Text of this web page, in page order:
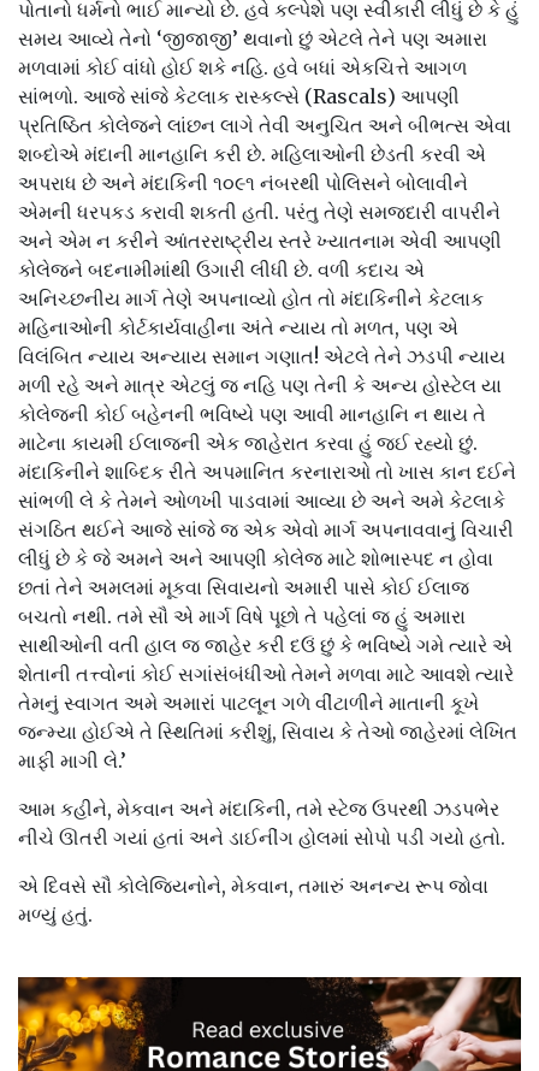
પોતાનો ધર્મનો ભાઈ માન્યો છે. હવે કલ્પેશે પણ સ્વીકારી લીધું છે કે હું
સમય આવ્યે તેનો ‘જીજાજી’ થવાનો છું એટલે તેને પણ અમારા
મળવામાં કોઈ વાંધો હોઈ શકે નહિ. હવે બધાં એકચિત્તે આગળ
સાંભળો. આજે સાંજે કેટલાક રાસ્કલ્સે (Rascals) આપણી
પ્રતિષ્ઠિત કોલેજને લાંછન લાગે તેવી અનુચિત અને બીભત્સ એવા
શબ્દોએ મંદાની માનહાનિ કરી છે. મહિલાઓની છેડતી કરવી એ
અપરાધ છે અને મંદાકિની ૧૦૯૧ નંબરથી પોલિસને બોલાવીને
એમની ધરપકડ કરાવી શકતી હતી. પરંતુ તેણે સમજદારી વાપરીને
અને એમ ન કરીને આંતરરાષ્ટ્રીય સ્તરે ખ્યાતનામ એવી આપણી
કોલેજને બદનામીમાંથી ઉગારી લીધી છે. વળી કદાચ એ
અનિચ્છનીય માર્ગ તેણે અપનાવ્યો હોત તો મંદાકિનીને કેટલાક
મહિનાઓની કોર્ટકાર્યવાહીના અંતે ન્યાય તો મળત, પણ એ
વિલંબિત ન્યાય અન્યાય સમાન ગણાત! એટલે તેને ઝડપી ન્યાય
મળી રહે અને માત્ર એટલું જ નહિ પણ તેની કે અન્ય હોસ્ટેલ યા
કોલેજની કોઈ બહેનની ભવિષ્યે પણ આવી માનહાનિ ન થાય તે
માટેના કાયમી ઈલાજની એક જાહેરાત કરવા હું જઈ રહ્યો છું.
મંદાકિનીને શાબ્દિક રીતે અપમાનિત કરનારાઓ તો ખાસ કાન દઈને
સાંભળી લે કે તેમને ઓળખી પાડવામાં આવ્યા છે અને અમે કેટલાકે
સંગઠિત થઈને આજે સાંજે જ એક એવો માર્ગ અપનાવવાનું વિચારી
લીધું છે કે જે અમને અને આપણી કોલેજ માટે શોભાસ્પદ ન હોવા
છતાં તેને અમલમાં મૂકવા સિવાયનો અમારી પાસે કોઈ ઈલાજ
બચતો નથી. તમે સૌ એ માર્ગ વિષે પૂછો તે પહેલાં જ હું અમારા
સાથીઓની વતી હાલ જ જાહેર કરી દઉં છું કે ભવિષ્યે ગમે ત્યારે એ
શેતાની તત્ત્વોનાં કોઈ સગાંસંબંધીઓ તેમને મળવા માટે આવશે ત્યારે
તેમનું સ્વાગત અમે અમારાં પાટલૂન ગળે વીંટાળીને માતાની કૂખે
જન્મ્યા હોઈએ તે સ્થિતિમાં કરીશું, સિવાય કે તેઓ જાહેરમાં લેખિત
માફી માગી લે.’
આમ કહીને, મેકવાન અને મંદાકિની, તમે સ્ટેજ ઉપરથી ઝડપભેર
નીચે ઊતરી ગયાં હતાં અને ડાઈનીંગ હોલમાં સોપો પડી ગયો હતો.
એ દિવસે સૌ કોલેજિયનોને, મેકવાન, તમારું અનન્ય રૂપ જોવા
મળ્યું હતું.